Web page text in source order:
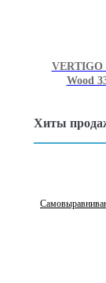
VERTIGO
Wood
Хиты